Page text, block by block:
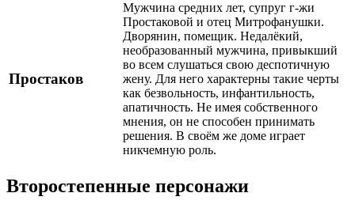
Простаков
Мужчина средних лет, супруг г-жи
Простаковой и отец Митрофанушки.
Дворянин, помещик. Недалёкий,
необразованный мужчина, привыкший
во всем слушаться свою деспотичную
жену. Для него характерны такие черты
как безвольность, инфантильность,
апатичность. Не имея собственного
мнения, он не способен принимать
решения. В своём же доме играет
никчемную роль.
Второстепенные персонажи